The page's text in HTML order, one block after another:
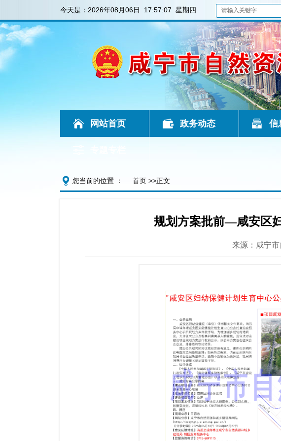
今天是： 2026年08月06日 17:57:08 星期四
网站首页 政务动态 信
您当前的位置 ： 首页 >>正文
规划方案批前—咸安区
来源：咸宁